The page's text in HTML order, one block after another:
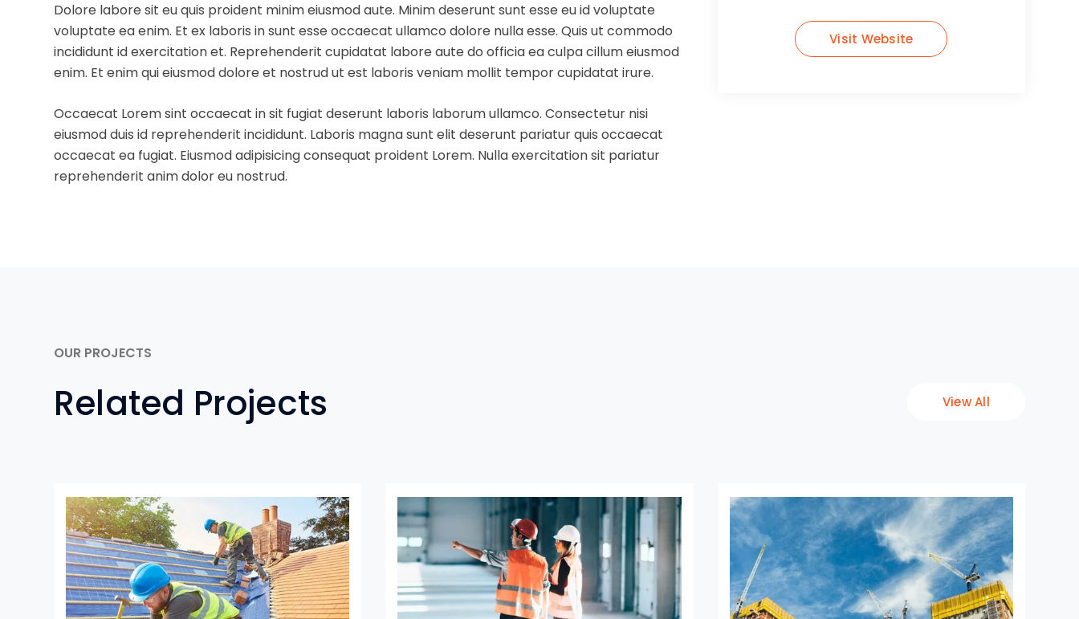
Dolore labore sit eu quis proident minim eiusmod aute. Minim deserunt sunt esse eu id voluptate
voluptate ea enim. Et ex laboris in sunt esse occaecat ullamco dolore nulla esse. Quis ut commodo
incididunt id exercitation et. Reprehenderit cupidatat labore aute do officia ea culpa cillum eiusmod
enim. Et enim qui eiusmod dolore et nostrud ut est laboris veniam mollit tempor cupidatat irure.
Occaecat Lorem sint occaecat in sit fugiat deserunt laboris laborum ullamco. Consectetur nisi
eiusmod duis id reprehenderit incididunt. Laboris magna sunt elit deserunt pariatur quis occaecat
occaecat ea fugiat. Eiusmod adipisicing consequat proident Lorem. Nulla exercitation sit pariatur
reprehenderit anim dolor eu nostrud.
Visit Website
OUR PROJECTS
Related Projects View All